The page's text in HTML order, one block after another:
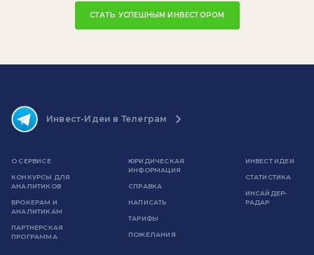
СТАТЬ УСПЕШНЫМ ИНВЕСТОРОМ
Инвест-Идеи в Телеграм
О СЕРВИСЕ
КОНКУРСЫ ДЛЯ
АНАЛИТИКОВ
БРОКЕРАМ И
АНАЛИТИКАМ
ПАРТНЕРСКАЯ
ПРОГРАММА
ЮРИДИЧЕСКАЯ
ИНФОРМАЦИЯ
СПРАВКА
НАПИСАТЬ
ТАРИФЫ
ПОЖЕЛАНИЯ
ИНВЕСТ ИДЕИ
СТАТИСТИКА
ИНСАЙДЕР-
РАДАР